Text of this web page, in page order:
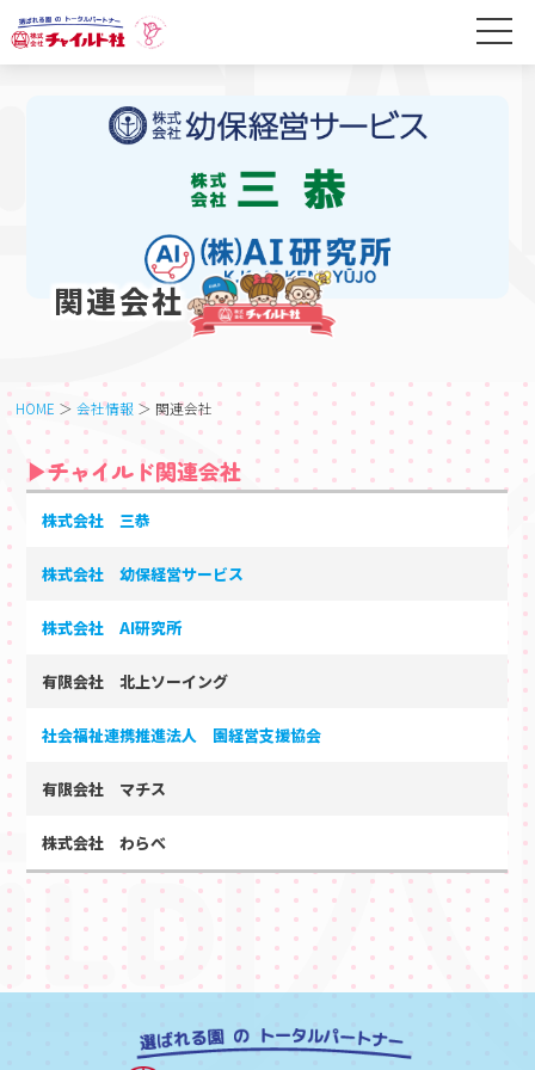
関連会社
HOME ＞会社情報 ＞ 関連会社
▶チャイルド関連会社
株式会社 三恭
株式会社 幼保経営サービス
株式会社 AI研究所
有限会社 北上ソーイング
社会福祉連携推進法人 園経営支援協会
有限会社 マチス
株式会社 わらべ